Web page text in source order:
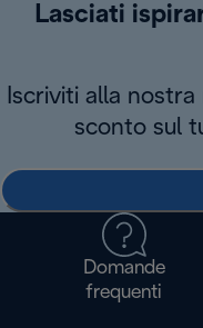
Lasciati
Iscriviti alla
sconto sul
Domande
frequenti